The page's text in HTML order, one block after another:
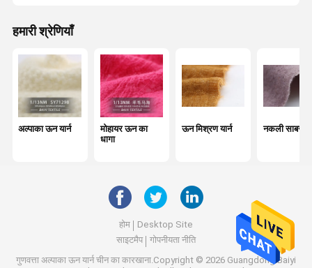
मुड़ा हुआ सूती धागा
कोर स्पून यार्न
लिनन टेप यार्न
अदृश्य गाँठ यार्न
हमारी श्रेणियाँ
अल्पाका ऊन यार्न
मोहायर ऊन का
धागा
ऊन मिश्रण यार्न नकली साबर
होम
Desktop Site
साइटमैप
गोपनीयता नीति
गुणवत्ता अल्पाका ऊन यार्नचीन का कारखाना.Copyright © 2026 Guangdong Baiyi